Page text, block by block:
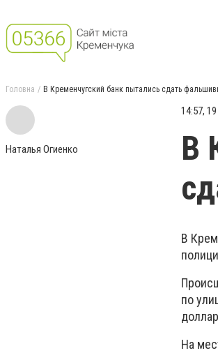
Головна В Кременчугский банк пытались сдать
Наталья Огиенко
14:57,
В
В
по
На